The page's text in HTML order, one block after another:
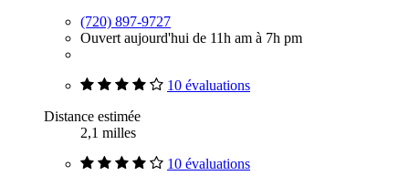
(720) 897-9727
Ouvert aujourd'hui de 11h am à 7h pm
10 évaluations
Distance estimée
2,1 milles
10 évaluations